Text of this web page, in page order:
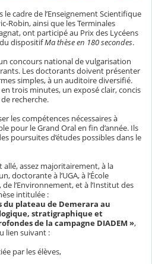
le cadre de l’Enseignement Scientifique
Robin, ainsi que les Terminales
ont participé au Prix des Lycéens
dispositifMa thèse en 180 secondes.
concours national de vulgarisation
Les doctorants doivent présenter
simples, à un auditoire diversifié.
trois minutes, un exposé clair, concis
recherche.
les compétences nécessaires à
pour le Grand Oral en fin d’année. Ils
poursuites d’études possibles dans le
allé, assez majoritairement, à la
doctorante à l’UGA, à l’École
l’Environnement, et à l’Institut des
intitulée :
du plateau de Demerara au
stratigraphique et
de la campagne DIADEM »,
lien suivant :
par les élèves,